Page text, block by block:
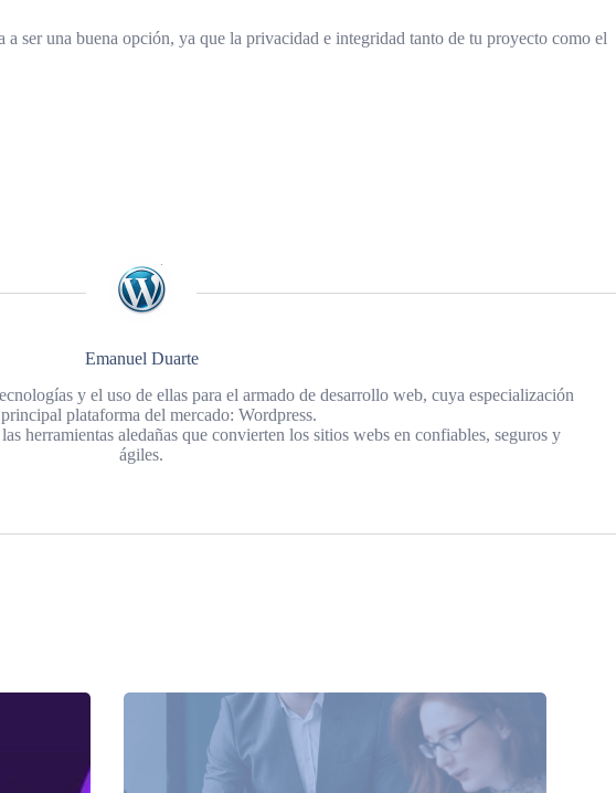
ser una buena opción, ya que la privacidad e integridad tanto de tu proyecto como el
Emanuel Duarte
y el uso de ellas para el armado de desarrollo web, cuya especialización
plataforma del mercado: Wordpress.
herramientas aledañas que convierten los sitios webs en confiables, seguros y
ágiles.